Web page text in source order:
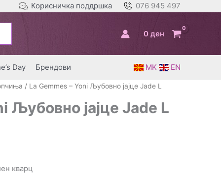
Корисничка поддршка 076 945 497
0 ден
Day Брендови MK EN
/ La Gemmes – Yoni Љубовно јајце Jade L
Љубовно јајце Jade L
кварц